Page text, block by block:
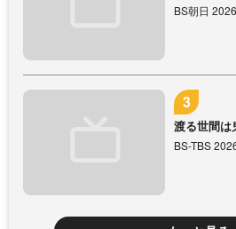
BS朝日
渡る世間
BS-TBS